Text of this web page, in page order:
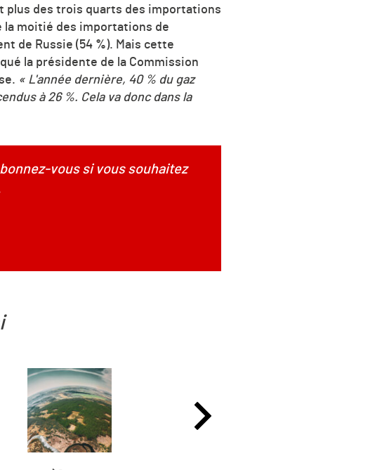
plus des trois quarts des importations
la moitié des importations de
de Russie (54 %). Mais cette
la présidente de la Commission
« L'année dernière, 40 % du gaz
à 26 %. Cela va donc dans la
vous si vous souhaitez